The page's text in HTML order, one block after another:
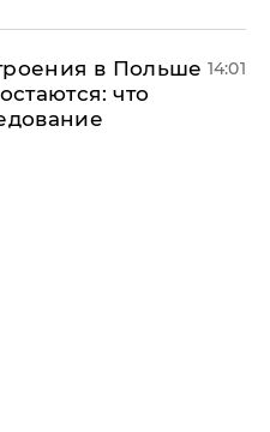
в Польше
что
14:01